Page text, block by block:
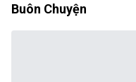
Buôn Chuyện